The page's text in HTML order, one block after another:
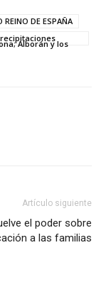
REINO DE ESPAÑA
Alborán y los
Artículo siguiente
el poder sobre
a las familias